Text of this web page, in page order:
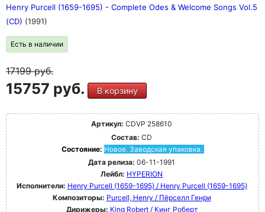
Henry Purcell (1659-1695) - Complete Odes & Welcome Songs Vol.5
(CD) (1991)
Есть в наличии
17199руб.
15757 руб. В корзину
Артикул: CDVP 258610
Состав: CD
Состояние: Новое. Заводская упаковка.
Дата релиза: 06-11-1991
Лейбл: HYPERION
Исполнители: Henry Purcell (1659-1695) / Henry Purcell (1659-1695)
Композиторы: Purcell, Henry / Пёрселл Генри
Дирижеры: King Robert / Кинг Роберт